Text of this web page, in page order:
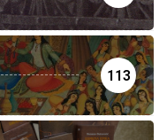
113